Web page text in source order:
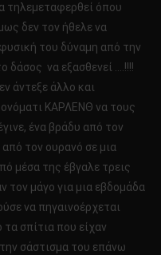
τηλεμεταφερθεί όπου
δεν τον ήθελε να
του δύναμη από την
δάσος να εξασθενεί ….!!!!
άντεξε άλλο και
ΚΑΡΛΕΝΘ να τους
ένα βράδυ από τον
τον ουρανό σε μια
μέσα της έβγαλε τρεις
τον μάγο για μια εβδομάδα
να πηγαινοέρχεται
σπίτια που είχαν
σάστισμα του επάνω